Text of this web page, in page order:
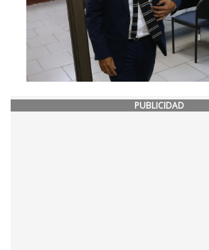
PUBLICIDAD